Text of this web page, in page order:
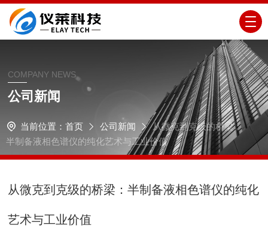
COMPANY NEWS
公司新闻
当前位置： 首页 公司新闻
从微克到克级的桥梁：
半制备液相色谱仪的纯化艺术与工业价值
从微克到克级的桥梁：半制备液相色谱仪的纯化
艺术与工业价值